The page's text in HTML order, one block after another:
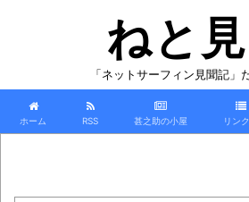
ねと見
「ネットサーフィン見聞記」
ホーム RSS 甚之助の小屋 リン